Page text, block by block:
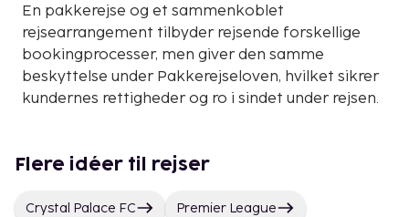
En pakkerejse og et sammenkoblet
rejsearrangement tilbyder rejsende forskellige
bookingprocesser, men giver den samme
beskyttelse under Pakkerejseloven, hvilket sikrer
kundernes rettigheder og ro i sindet under rejsen.
Flere idéer til rejser
Crystal Palace FC Premier League